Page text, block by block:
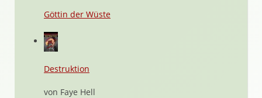
Göttin der Wüste
Destruktion
von Faye Hell